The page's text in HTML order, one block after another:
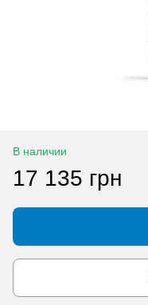
В наличии
17 135 грн